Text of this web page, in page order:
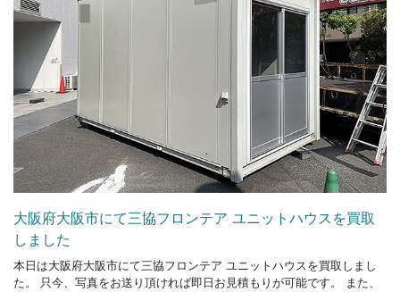
大阪府大阪市にて三協フロンテア ユニットハウスを買取
しました
本日は大阪府大阪市にて三協フロンテア ユニットハウスを買取しまし
た。 只今、写真をお送り頂ければ即日お見積もりが可能です。 また、